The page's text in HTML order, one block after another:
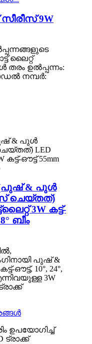
9W
ലൈറ്റ്
ഉൽപ്പന്നം:
നമ്പർ:
(പുഷ് & പുൾ
ചെയ്‌തത്)
3W കട്ട്-
ബീം
പുഷ് &
ഔട്ട്, 10°, 24°,
3W